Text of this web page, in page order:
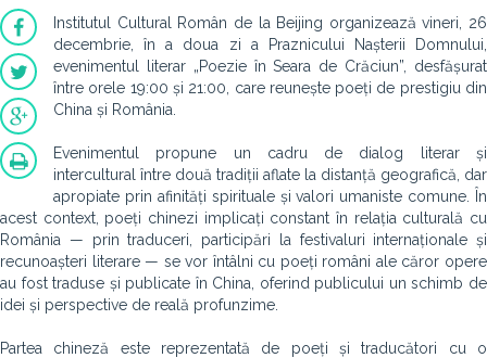
Institutul Cultural Român de la Beijing organizează vineri, 26
decembrie, în a doua zi a Praznicului Nașterii Domnului,
evenimentul literar „Poezie în Seara de Crăciun”, desfășurat
între orele 19:00 și 21:00, care reunește poeți de prestigiu din
China și România.
Evenimentul propune un cadru de dialog literar și
intercultural între două tradiții aflate la distanță geografică, dar
apropiate prin afinități spirituale și valori umaniste comune. În
acest context, poeți chinezi implicați constant în relația culturală cu
România — prin traduceri, participări la festivaluri internaționale și
recunoașteri literare — se vor întâlni cu poeți români ale căror opere
au fost traduse și publicate în China, oferind publicului un schimb de
idei și perspective de reală profunzime.
Partea chineză este reprezentată de poeți și traducători cu o